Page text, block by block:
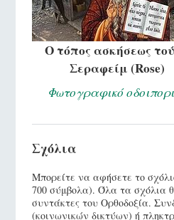
Ο τόπος ασκήσεως
Σεραφείμ (Rose)
Φωτογραφικό
Σχόλια
Μπορείτε να αφήσετε το
700 σύμβολα). Όλα τα σχόλια
συντάκτες του Ορθοδοξία.
(κοινωνικών δικτύων) ή